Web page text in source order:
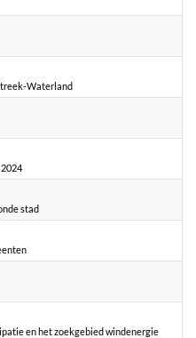
Waterland
stad
en het zoekgebied windenergie